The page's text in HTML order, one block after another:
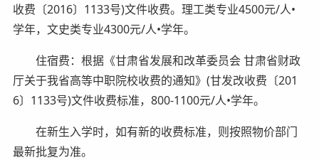
收费〔2016〕1133号)文件收费。理工类专业4500元/人•
学年，文史类专业4300元/人•学年。
住宿费：根据《甘肃省发展和改革委员会 甘肃省财政
厅关于我省高等中职院校收费的通知》(甘发改收费〔201
6〕1133号)文件收费标准，800-1100元/人•学年。
在新生入学时，如有新的收费标准，则按照物价部门
最新批复为准。